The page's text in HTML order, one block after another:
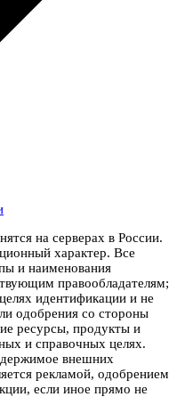
на серверах в России.
характер. Все
и наименования
правообладателям;
идентификации и не
одобрения со стороны
ресурсы, продукты и
и справочных целях.
внешних
рекламой, одобрением
если иное прямо не